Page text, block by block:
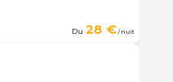
Du 28 €/ nuit